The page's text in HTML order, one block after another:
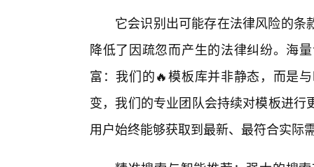
它会识别出可能存在法律风险的
降低了因疏忽而产生的法律纠纷。海
富：我们的🔥模板库并非静态，而是
变，我们的专业团队会持续对模板进
用户始终能够获取到最新、最符合实际